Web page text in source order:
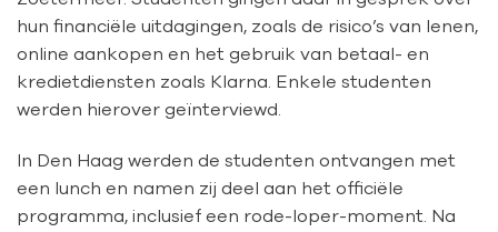
hun financiële uitdagingen, zoals de risico’s van lenen,
online aankopen en het gebruik van betaal- en
kredietdiensten zoals Klarna. Enkele studenten
werden hierover geïnterviewd.
In Den Haag werden de studenten ontvangen met
een lunch en namen zij deel aan het officiële
programma, inclusief een rode-loper-moment. Na